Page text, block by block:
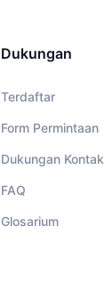
Dukungan
Terdaftar
Form Permintaan
Dukungan Kontak
FAQ
Glosarium